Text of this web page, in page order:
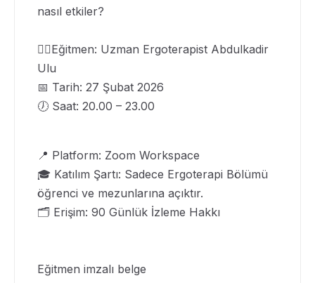
nasıl etkiler?
👨‍⚕️Eğitmen: Uzman Ergoterapist Abdulkadir
Ulu
📅 Tarih: 27 Şubat 2026
🕖 Saat: 20.00 – 23.00
📍 Platform: Zoom Workspace
🎓 Katılım Şartı: Sadece Ergoterapi Bölümü
öğrenci ve mezunlarına açıktır.
🗂️ Erişim: 90 Günlük İzleme Hakkı
Eğitmen imzalı belge